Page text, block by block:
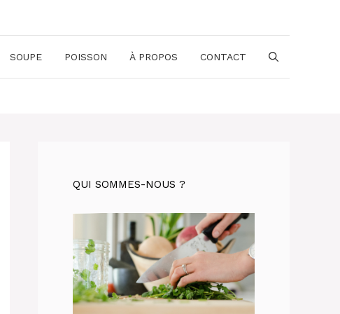
SOUPE POISSON À PROPOS CONTACT
QUI SOMMES-NOUS ?